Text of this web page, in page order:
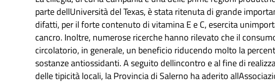
parte dellUniversità del Texas, è stata ritenuta di grande
difatti, per il forte contenuto di vitamina E e C, esercita
cancro. Inoltre, numerose ricerche hanno rilevato che il
circolatorio, in generale, un beneficio riducendo molto la
sostanze antiossidanti. A seguito dellincontro e al fine di
delle tipicità locali, la Provincia di Salerno ha aderito